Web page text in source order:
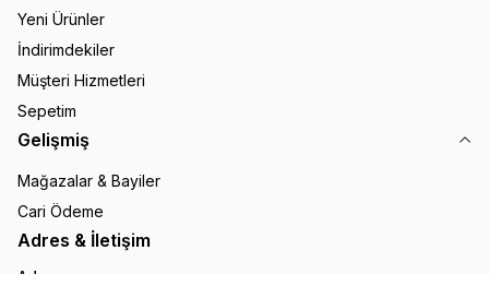
Yeni Ürünler
İndirimdekiler
Müşteri Hizmetleri
Sepetim
Gelişmiş
Mağazalar & Bayiler
Cari Ödeme
Adres & İletişim
Adres